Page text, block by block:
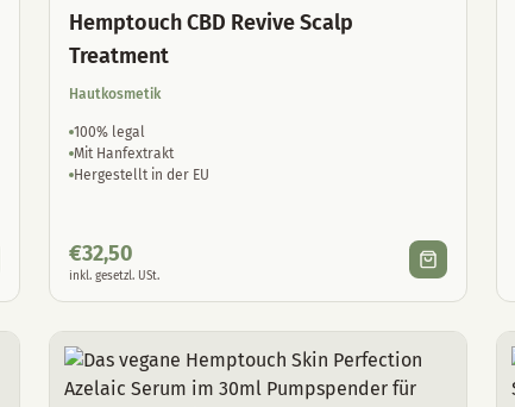
Hemptouch CBD Revive Scalp
Treatment
Hautkosmetik
100% legal
Mit Hanfextrakt
Hergestellt in der EU
€32,50
inkl. gesetzl. USt.